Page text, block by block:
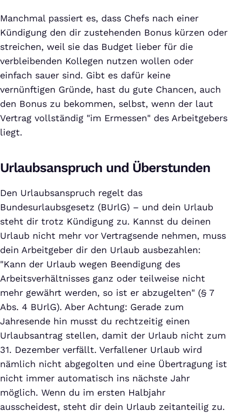
Manchmal passiert es, dass Chefs nach einer
Kündigung den dir zustehenden Bonus kürzen oder
streichen, weil sie das Budget lieber für die
verbleibenden Kollegen nutzen wollen oder
einfach sauer sind. Gibt es dafür keine
vernünftigen Gründe, hast du gute Chancen, auch
den Bonus zu bekommen, selbst, wenn der laut
Vertrag vollständig "im Ermessen" des Arbeitgebers
liegt.
Urlaubsanspruch und Überstunden
Den Urlaubsanspruch regelt das
Bundesurlaubsgesetz (BUrlG) – und dein Urlaub
steht dir trotz Kündigung zu. Kannst du deinen
Urlaub nicht mehr vor Vertragsende nehmen, muss
dein Arbeitgeber dir den Urlaub ausbezahlen:
"Kann der Urlaub wegen Beendigung des
Arbeitsverhältnisses ganz oder teilweise nicht
mehr gewährt werden, so ist er abzugelten" (§ 7
Abs. 4 BUrlG). Aber Achtung: Gerade zum
Jahresende hin musst du rechtzeitig einen
Urlaubsantrag stellen, damit der Urlaub nicht zum
31. Dezember verfällt. Verfallener Urlaub wird
nämlich nicht abgegolten und eine Übertragung ist
nicht immer automatisch ins nächste Jahr
möglich. Wenn du im ersten Halbjahr
ausscheidest, steht dir dein Urlaub zeitanteilig zu.